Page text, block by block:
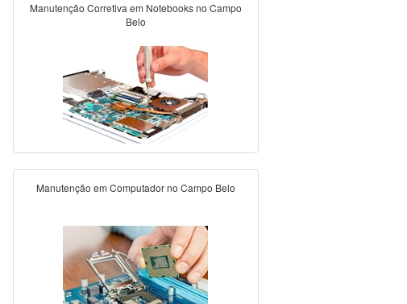
Manutenção Corretiva em Notebooks no Campo
Belo
Manutenção em Computador no Campo Belo